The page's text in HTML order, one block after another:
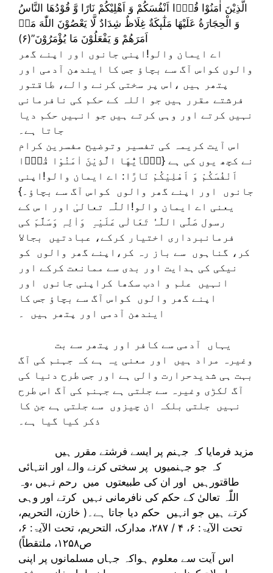
الَّذِیْنَ اٰمَنُوْا قُوْۤا اَنْفُسَكُمْ وَ اَهْلِیْكُمْ نَارًا وَّ قُوْدُهَا النَّاسُ
وَ الْحِجَارَةُ عَلَیْهَا مَلٰٓىٕكَةٌ غِلَاظٌ شِدَادٌ لَّا یَعْصُوْنَ اللّٰهَ مَاۤ
اَمَرَهُمْ وَ یَفْعَلُوْنَ مَا یُؤْمَرُوْنَ”(۶)
اے ایمان والو!اپنی جانوں اور اپنے گھر
والوں کواس آگ سے بچاؤ جس کا ایندھن آدمی اور
پتھر ہیں ،اس پر سختی کرنے والے، طاقتور
فرشتے مقرر ہیں جو اللہ کے حکم کی نافرمانی
نہیں کرتے اور وہی کرتے ہیں جو انہیں حکم دیا
جاتا ہے۔
اس آیت کریمہ کی تفسیر وتوضیح مفسرین کرام
نے کچھ یوں کی ہے {یٰۤاَیُّهَا الَّذِیْنَ اٰمَنُوْا قُوْۤا
اَنْفُسَكُمْ وَ اَهْلِیْكُمْ نَارًا: اے ایمان والو!اپنی
جانوں اور اپنے گھر والوں کواس آگ سے بچاؤ۔}
یعنی اے ایمان والو!اللّٰہ تعالیٰ اور ا س کے
رسول صَلَّی اللّٰہُ تَعَالٰی عَلَیْہِ وَاٰلِہٖ وَسَلَّمَ کی
فرمانبرداری اختیار کرکے، عبادتیں بجالا
کر، گناہوں سے باز رہ کر،اپنے گھر والوں کو
نیکی کی ہدایت اور بدی سے ممانعت کرکے اور
انہیں علم و ادب سکھا کراپنی جانوں اور
اپنے گھر والوں کواس آگ سے بچاؤ جس کا
ایندھن آدمی اور پتھر ہیں ۔
وغیرہ مراد ہیں اور معنی یہ ہے کہ جہنم کی آگ
بہت ہی شدیدحرارت والی ہے اور جس طرح دنیا کی
آگ لکڑی وغیرہ سے جلتی ہے جہنم کی آگ اس طرح
نہیں جلتی بلکہ ان چیزوں سے جلتی ہے جن کا
ذکر کیا گیا ہے۔
کہ جو جہنمیوں پر سختی کرنے والے اور انتہائی
طاقتورہیں اور ان کی طبیعتوں میں رحم نہیں ،وہ
اللّٰہ تعالیٰ کے حکم کی نافرمانی نہیں کرتے اور وہی
کرتے ہیں جو انہیں حکم دیا جاتا ہے۔( خازن، التحریم،
تحت الآیۃ: ۶، ۴ / ۲۸۷، مدارک، التحریم، تحت الآیۃ: ۶،
ص۱۲۵۸، ملتقطاً)
اس آیت سے معلوم ہواکہ جہاں مسلمانوں پر اپنی